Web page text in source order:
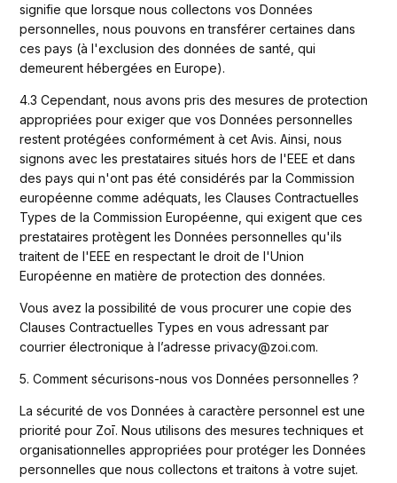
signifie que lorsque nous collectons vos Données
personnelles, nous pouvons en transférer certaines dans
ces pays (à l'exclusion des données de santé, qui
demeurent hébergées en Europe).
4.3 Cependant, nous avons pris des mesures de protection
appropriées pour exiger que vos Données personnelles
restent protégées conformément à cet Avis. Ainsi, nous
signons avec les prestataires situés hors de l'EEE et dans
des pays qui n'ont pas été considérés par la Commission
européenne comme adéquats, les Clauses Contractuelles
Types de la Commission Européenne, qui exigent que ces
prestataires protègent les Données personnelles qu'ils
traitent de l'EEE en respectant le droit de l'Union
Européenne en matière de protection des données.
Vous avez la possibilité de vous procurer une copie des
Clauses Contractuelles Types en vous adressant par
courrier électronique à l’adresse privacy@zoi.com.
5. Comment sécurisons-nous vos Données personnelles ?
La sécurité de vos Données à caractère personnel est une
priorité pour Zoī. Nous utilisons des mesures techniques et
organisationnelles appropriées pour protéger les Données
personnelles que nous collectons et traitons à votre sujet.